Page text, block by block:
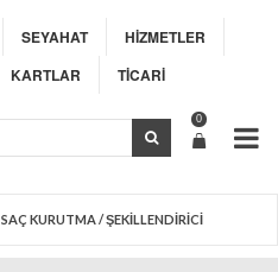
SEYAHAT
HİZMETLER
KARTLAR TİCARİ
0
SAÇ KURUTMA / ŞEKİLLENDİRİCİ